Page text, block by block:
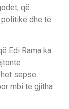
që
dhe të
Edi Rama ka
sepse
mbi të gjitha